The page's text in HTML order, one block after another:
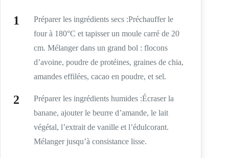
Préparer les ingrédients secs :Préchauffer le
four à 180°C et tapisser un moule carré de 20
cm. Mélanger dans un grand bol : flocons
d’avoine, poudre de protéines, graines de chia,
amandes effilées, cacao en poudre, et sel.
Préparer les ingrédients humides :Écraser la
banane, ajouter le beurre d’amande, le lait
végétal, l’extrait de vanille et l’édulcorant.
Mélanger jusqu’à consistance lisse.